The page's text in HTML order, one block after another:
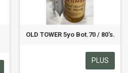
OLD TOWER 5yo Bot.70 / 80's.
PLUS